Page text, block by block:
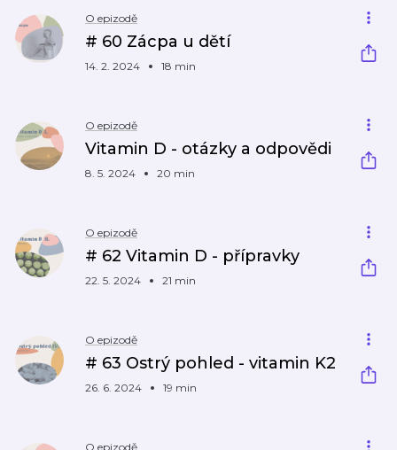
O epizodě
# 60 Zácpa u dětí
14. 2. 2024 18 min
O epizodě
Vitamin D - otázky a odpovědi
8. 5. 2024 20 min
O epizodě
# 62 Vitamin D - přípravky
22. 5. 2024 21 min
O epizodě
# 63 Ostrý pohled - vitamin K2
26. 6. 2024 19 min
O epizodě